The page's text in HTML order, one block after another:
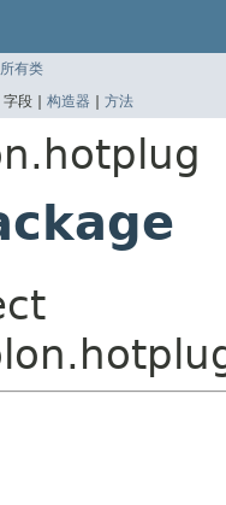
所有类
字段 | 构造器 | 方法